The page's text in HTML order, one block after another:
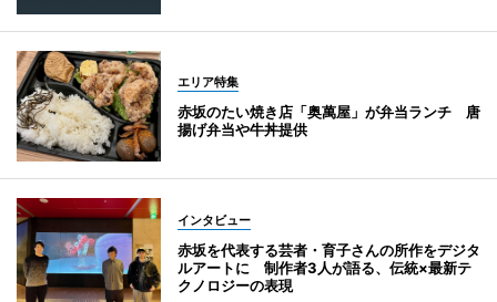
エリア特集
赤坂のたい焼き店「奥萬屋」が弁当ランチ 唐
揚げ弁当や牛丼提供
インタビュー
赤坂を代表する芸者・育子さんの所作をデジタ
ルアートに 制作者3人が語る、伝統×最新テ
クノロジーの表現